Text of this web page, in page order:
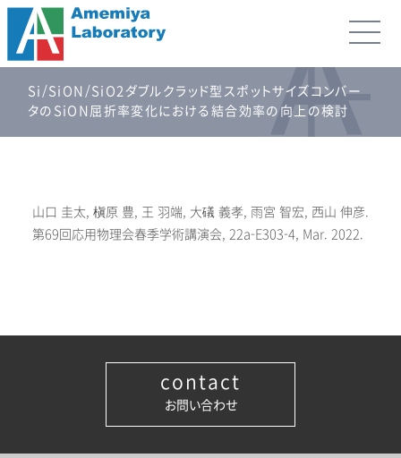
Si/SiON/SiO2ダブルクラッド型スポットサイズコンバー
タのSiON屈折率変化における結合効率の向上の検討
山口 圭太, 槇原 豊, 王 羽端, 大礒 義孝, 雨宮 智宏, 西山 伸彦.
第69回応用物理会春季学術講演会, 22a-E303-4, Mar. 2022.
contact
お問い合わせ